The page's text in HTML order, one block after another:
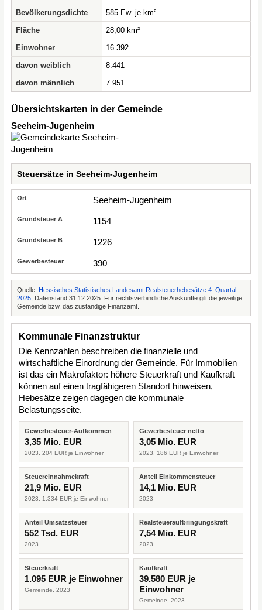
Bevölkerungsdichte
585 Ew. je km²
Fläche
28,00 km²
Einwohner
16.392
davon weiblich
8.441
davon männlich
7.951
Übersichtskarten in der Gemeinde
Seeheim-Jugenheim
Steuersätze in Seeheim-Jugenheim
Seeheim-Jugenheim
1154
1226
390
Quelle: Hessisches Statistisches Landesamt Realsteuerhebesätze 4. Quartal
2025 , Datenstand 31.12.2025. Für rechtsverbindliche Auskünfte gilt die jeweilige
Gemeinde bzw. das zuständige Finanzamt.
Kommunale Finanzstruktur
Die Kennzahlen beschreiben die finanzielle und
wirtschaftliche Einordnung der Gemeinde. Für Immobilien
ist das ein Makrofaktor: höhere Steuerkraft und Kaufkraft
können auf einen tragfähigeren Standort hinweisen,
Hebesätze zeigen dagegen die kommunale
Belastungsseite.
Gewerbesteuer-Aufkommen
3,35 Mio. EUR
2023, 204 EUR je Einwohner
Gewerbesteuer netto
3,05 Mio. EUR
2023, 186 EUR je Einwohner
Steuereinnahmekraft
21,9 Mio. EUR
2023, 1.334 EUR je Einwohner
Anteil Einkommensteuer
14,1 Mio. EUR
2023
Anteil Umsatzsteuer
552 Tsd. EUR
2023
Realsteueraufbringungskraft
7,54 Mio. EUR
2023
Steuerkraft
1.095 EUR je Einwohner
Gemeinde, 2023
Kaufkraft
39.580 EUR je
Einwohner
Gemeinde, 2023